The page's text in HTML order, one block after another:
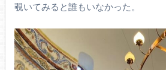
覗いてみると誰もいなかった。